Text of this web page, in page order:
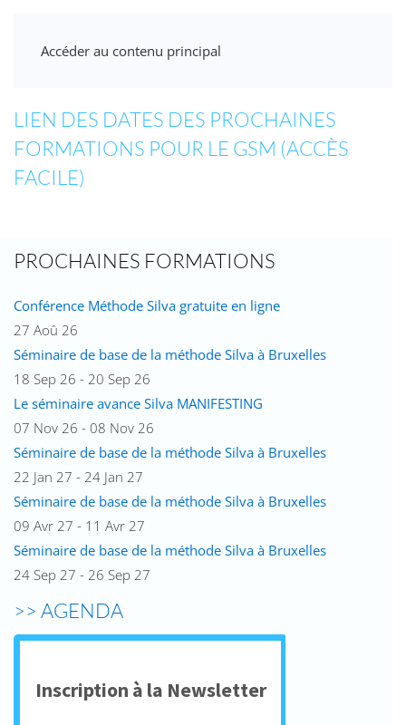
Accéder au contenu principal
LIEN DES DATES DES PROCHAINES
FORMATIONS POUR LE GSM (ACCÈS
FACILE)
PROCHAINES FORMATIONS
Conférence Méthode Silva gratuite en ligne
27 Aoû 26
Séminaire de base de la méthode Silva à Bruxelles
18 Sep 26 - 20 Sep 26
Le séminaire avance Silva MANIFESTING
07 Nov 26 - 08 Nov 26
Séminaire de base de la méthode Silva à Bruxelles
22 Jan 27 - 24 Jan 27
Séminaire de base de la méthode Silva à Bruxelles
09 Avr 27 - 11 Avr 27
Séminaire de base de la méthode Silva à Bruxelles
24 Sep 27 - 26 Sep 27
>> AGENDA